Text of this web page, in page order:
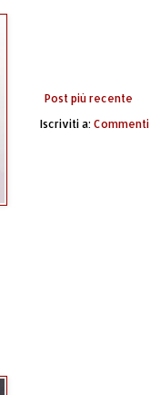
Post più recente
Iscriviti a: